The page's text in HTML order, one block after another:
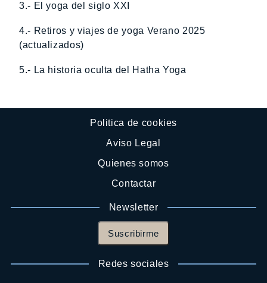
3.- El yoga del siglo XXI
4.- Retiros y viajes de yoga Verano 2025
(actualizados)
5.- La historia oculta del Hatha Yoga
Politica de cookies
Aviso Legal
Quienes somos
Contactar
Newsletter
Suscribirme
Redes sociales